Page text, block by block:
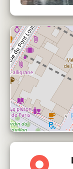
ALORS***
musical
tous
DECEMBRE
Masala et
connected
fully in my
LA
24/09 de